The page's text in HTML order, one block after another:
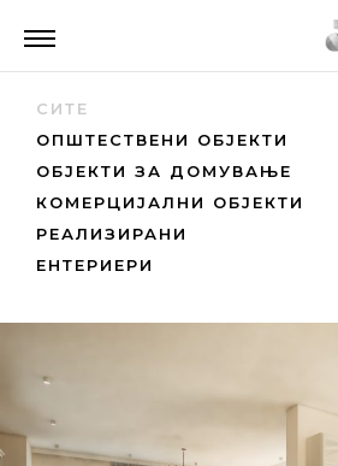
СИТЕ
ОПШТЕСТВЕНИ ОБЈЕКТИ
ОБЈЕКТИ ЗА ДОМУВАЊЕ
КОМЕРЦИЈАЛНИ ОБЈЕКТИ
РЕАЛИЗИРАНИ
ЕНТЕРИЕРИ